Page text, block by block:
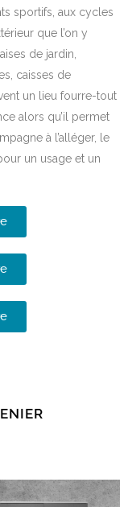
sportifs, aux cycles
que l’on y
de jardin,
caisses de
un lieu fourre-tout
alors qu’il permet
à l’alléger, le
un usage et un